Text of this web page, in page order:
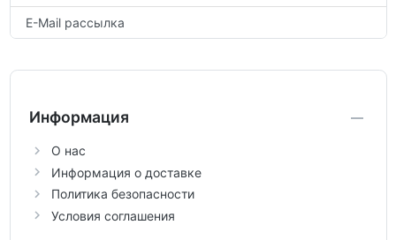
E-Mail рассылка
Информация
О нас
Информация о доставке
Политика безопасности
Условия соглашения